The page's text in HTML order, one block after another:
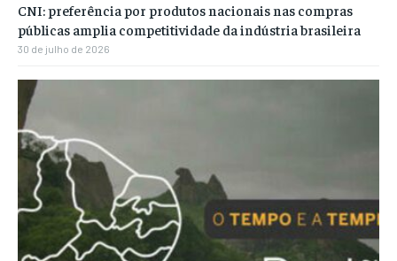
CNI: preferência por produtos nacionais nas compras
públicas amplia competitividade da indústria brasileira
30 de julho de 2026